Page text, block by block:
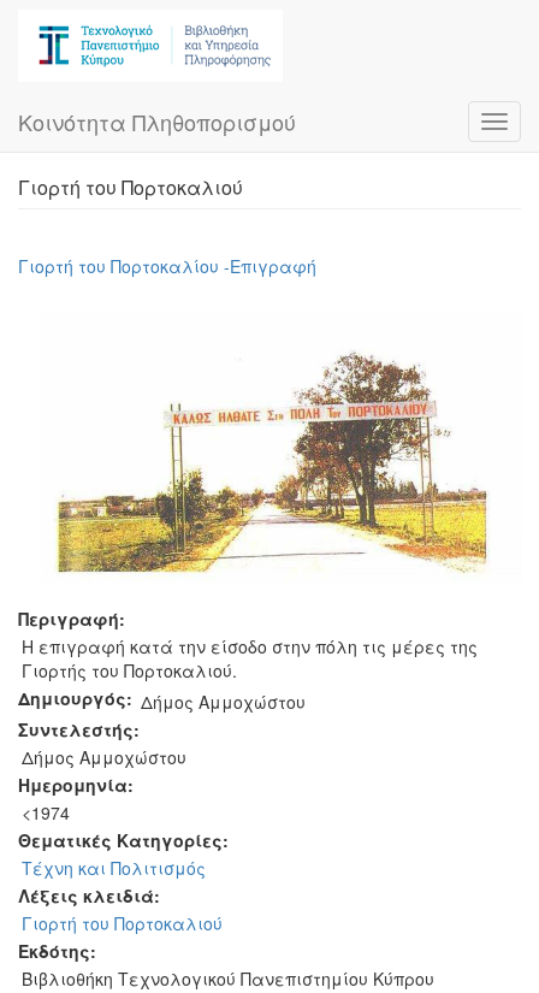
Κοινότητα Πληθοπορισμού
Γιορτή του Πορτοκαλιού
Γιορτή του Πορτοκαλίου -Επιγραφή
Περιγραφή:
Η επιγραφή κατά την είσοδο στην πόλη τις μέρες της
Γιορτής του Πορτοκαλιού.
Δημιουργός: Δήμος Αμμοχώστου
Συντελεστής:
Δήμος Αμμοχώστου
Ημερομηνία:
<1974
Θεματικές Κατηγορίες:
Τέχνη και Πολιτισμός
Λέξεις κλειδιά:
Γιορτή του Πορτοκαλιού
Εκδότης:
Βιβλιοθήκη Τεχνολογικού Πανεπιστημίου Κύπρου